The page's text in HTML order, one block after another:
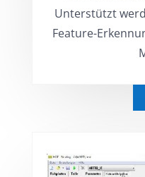
Unterstützt
Feature-